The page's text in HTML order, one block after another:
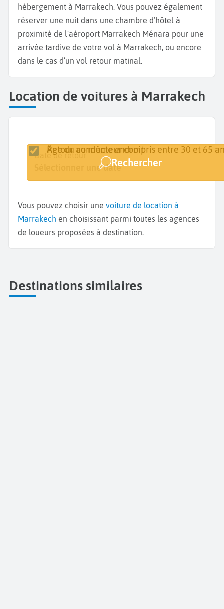
hébergement à Marrakech. Vous pouvez également
réserver une nuit dans une chambre d’hôtel à
proximité de l'aéroport Marrakech Ménara pour une
arrivée tardive de votre vol à Marrakech, ou encore
dans le cas d’un vol retour matinal.
Location de voitures à Marrakech
Lieu de retrait
Date de retrait
Sélectionner une date
Date de retour
Sélectionner une date
Retour au même endroit
Âge du conducteur compris entre 30 et 65
Rechercher
Vous pouvez choisir une voiture de location à
Marrakech en choisissant parmi toutes les agences
de loueurs proposées à destination.
Destinations similaires